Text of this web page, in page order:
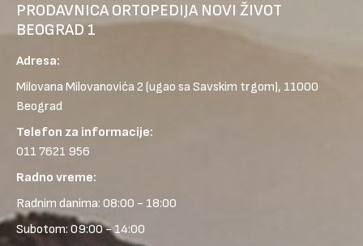
PRODAVNICA ORTOPEDIJA NOVI ŽIVOT
BEOGRAD 1
Adresa:
Milovana Milovanovića 2 (ugao sa Savskim trgom), 11000
Beograd
Telefon za informacije:
011 7621 956
Radno vreme:
Radnim danima: 08:00 - 18:00
Subotom: 09:00 - 14:00